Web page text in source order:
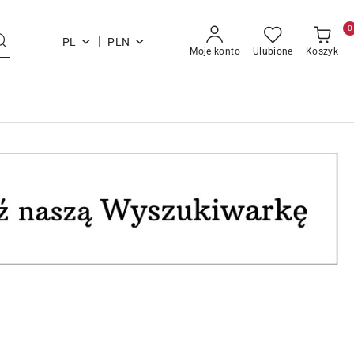
PL | PLN
Moje konto Ulubione Koszyk
0